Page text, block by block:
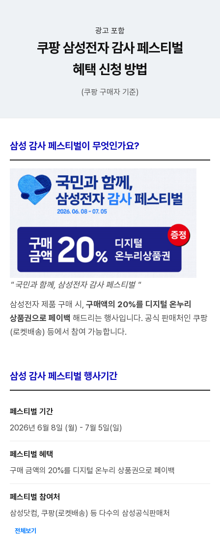
광고 포함
쿠팡 삼성전자 감사 페스티벌
혜택 신청 방법
(쿠팡 구매자 기준)
삼성 감사 페스티벌이 무엇인가요?
" 국민과 함께, 삼성전자 감사 페스티벌 "
삼성전자 제품 구매 시, 구매액의 20%를 디지털 온누리
상품권으로 페이백 해드리는 행사입니다. 공식 판매처인 쿠팡
(로켓배송) 등에서 참여 가능합니다.
삼성 감사 페스티벌 행사기간
페스티벌 기간
2026년 6월 8일 (월) - 7월 5일(일)
페스티벌 혜택
구매 금액의 20%를 디지털 온누리 상품권으로 페이백
페스티벌 참여처
삼성닷컴, 쿠팡(로켓배송) 등 다수의 삼성공식판매처
전체보기